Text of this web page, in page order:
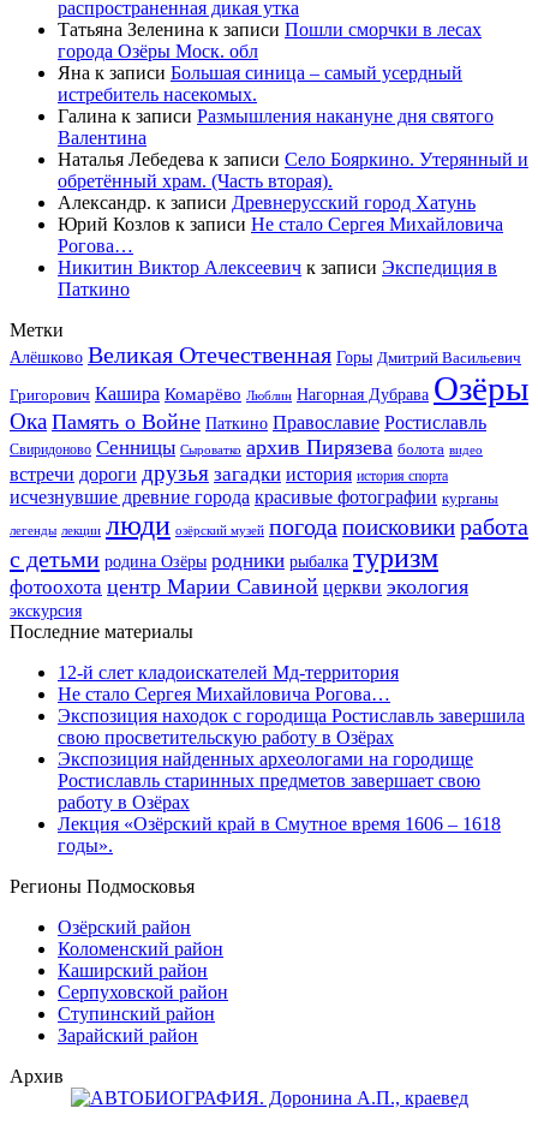
распространенная дикая утка
Татьяна Зеленина к записи Пошли сморчки в лесах
города Озёры Моск. обл
Яна к записи Большая синица – самый усердный
истребитель насекомых.
Галина к записи Размышления накануне дня святого
Валентина
Наталья Лебедева к записи Село Бояркино. Утерянный и
обретённый храм. (Часть вторая).
Александр. к записи Древнерусский город Хатунь
Юрий Козлов к записи Не стало Сергея Михайловича
Рогова…
Никитин Виктор Алексеевич к записи Экспедиция в
Паткино
Метки
Алёшково Великая Отечественная Горы Дмитрий Васильевич
Григорович Кашира Комарёво Люблин Нагорная Дубрава Озёры
Ока Память о Войне Паткино Православие Ростиславль
Свиридоново Сенницы Сыроватко архив Пирязева болота видео
встречи дороги друзья загадки история история спорта
исчезнувшие древние города красивые фотографии курганы
легенды лекции люди озёрский музей погодапоисковикиработа
с детьми родина Озёры родники рыбалка туризм
фотоохота центр Марии Савиной церкви экология
экскурсия
Последние материалы
12-й слет кладоискателей Мд-территория
Не стало Сергея Михайловича Рогова…
Экспозиция находок с городища Ростиславль завершила
свою просветительскую работу в Озёрах
Экспозиция найденных археологами на городище
Ростиславль старинных предметов завершает свою
работу в Озёрах
Лекция «Озёрский край в Смутное время 1606 – 1618
годы».
Регионы Подмосковья
Озёрский район
Коломенский район
Каширский район
Серпуховской район
Ступинский район
Зарайский район
Архив